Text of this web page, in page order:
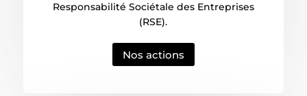
Responsabilité Sociétale des Entreprises
(RSE).
Nos actions